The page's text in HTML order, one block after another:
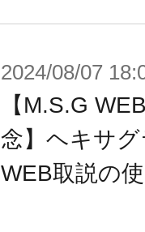
2024/08/07
【M.S.G
念】ヘキサ
WEB取説の